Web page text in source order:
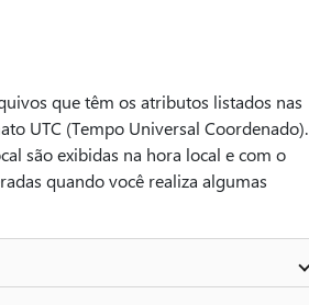
que têm os atributos listados nas
UTC (Tempo Universal Coordenado).
são exibidas na hora local e com o
quando você realiza algumas